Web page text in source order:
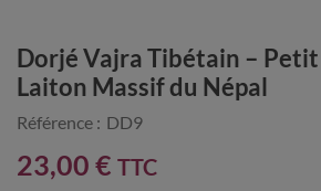
Dorjé Vajra Tibétain –
Laiton Massif du Népal
Référence : DD9
23,00 € TTC